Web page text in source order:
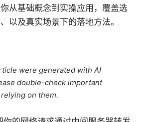
从基础概念到实操应用，覆盖选
以及真实场景下的落地方法。
were generated with AI
double-check important
on them.